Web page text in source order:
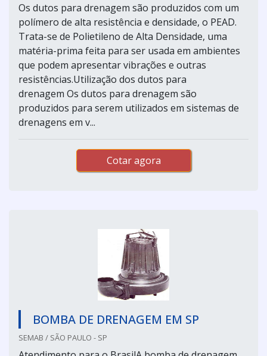
Os dutos para drenagem são produzidos com um
polímero de alta resistência e densidade, o PEAD.
Trata-se de Polietileno de Alta Densidade, uma
matéria-prima feita para ser usada em ambientes
que podem apresentar vibrações e outras
resistências.Utilização dos dutos para
drenagem Os dutos para drenagem são
produzidos para serem utilizados em sistemas de
drenagens em v...
Cotar agora
BOMBA DE DRENAGEM EM SP
SEMAB / SÃO PAULO - SP